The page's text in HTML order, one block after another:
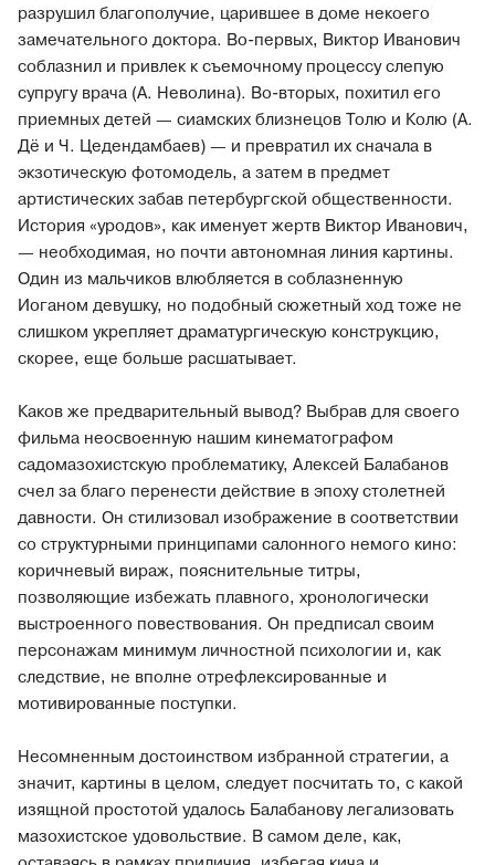
разрушил благополучие, царившее в доме некоего
замечательного доктора. Во-первых, Виктор Иванович
соблазнил и привлек к съемочному процессу слепую
супругу врача (А. Неволина). Во-вторых, похитил его
приемных детей — сиамских близнецов Толю и Колю (А.
Дё и Ч. Цедендамбаев) — и превратил их сначала в
экзотическую фотомодель, а затем в предмет
артистических забав петербургской общественности.
История «уродов», как именует жертв Виктор Иванович,
— необходимая, но почти автономная линия картины.
Один из мальчиков влюбляется в соблазненную
Иоганом девушку, но подобный сюжетный ход тоже не
слишком укрепляет драматургическую конструкцию,
скорее, еще больше расшатывает.
Каков же предварительный вывод? Выбрав для своего
фильма неосвоенную нашим кинематографом
садомазохистскую проблематику, Алексей Балабанов
счел за благо перенести действие в эпоху столетней
давности. Он стилизовал изображение в соответствии
со структурными принципами салонного немого кино:
коричневый вираж, пояснительные титры,
позволяющие избежать плавного, хронологически
выстроенного повествования. Он предписал своим
персонажам минимум личностной психологии и, как
следствие, не вполне отрефлексированные и
мотивированные поступки.
Несомненным достоинством избранной стратегии, а
значит, картины в целом, следует посчитать то, с какой
изящной простотой удалось Балабанову легализовать
мазохистское удовольствие. В самом деле, как,